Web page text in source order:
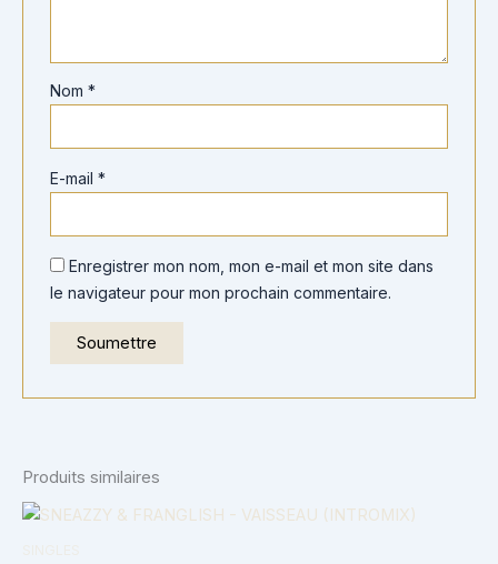
Nom*
E-mail*
Enregistrer mon nom, mon e-mail et mon site dans
le navigateur pour mon prochain commentaire.
Produits similaires